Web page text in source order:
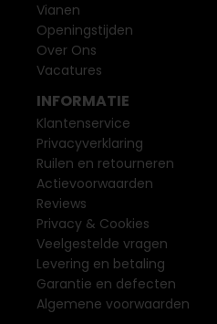
Vianen
Openingstijden
Over Ons
Vacatures
INFORMATIE
Klantenservice
Privacyverklaring
Ruilen en retourneren
Actievoorwaarden
Reviews
Privacy & Cookies
Veelgestelde vragen
Levering en betaling
Garantie en defecten
Algemene voorwaarden